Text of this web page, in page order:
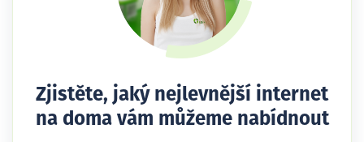
Zjistěte, jaký nejlevnější internet
na doma vám můžeme nabídnout